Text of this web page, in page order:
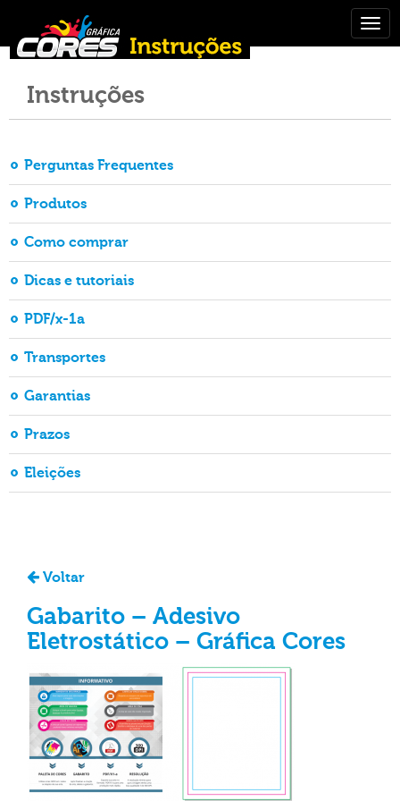
Instruções
Perguntas Frequentes
Produtos
Como comprar
Dicas e tutoriais
PDF/x-1a
Transportes
Garantias
Prazos
Eleições
Voltar
Gabarito – Adesivo
Eletrostático – Gráfica Cores